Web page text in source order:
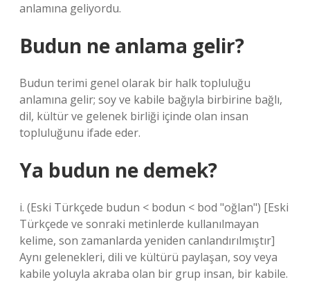
anlamına geliyordu.
Budun ne anlama gelir?
Budun terimi genel olarak bir halk topluluğu
anlamına gelir; soy ve kabile bağıyla birbirine bağlı,
dil, kültür ve gelenek birliği içinde olan insan
topluluğunu ifade eder.
Ya budun ne demek?
i. (Eski Türkçede budun < bodun < bod "oğlan") [Eski
Türkçede ve sonraki metinlerde kullanılmayan
kelime, son zamanlarda yeniden canlandırılmıştır]
Aynı gelenekleri, dili ve kültürü paylaşan, soy veya
kabile yoluyla akraba olan bir grup insan, bir kabile.